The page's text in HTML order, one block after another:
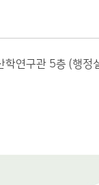
학연구관 5층 (행정